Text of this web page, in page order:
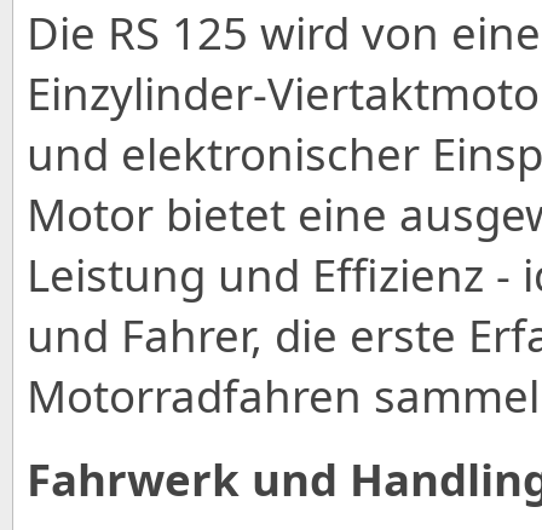
Die RS 125 wird von
Einzylinder-
und elektronischer
Motor bietet eine
Leistung und Effizienz
und Fahrer, die erste
Motorradfahren
Fahrwerk und